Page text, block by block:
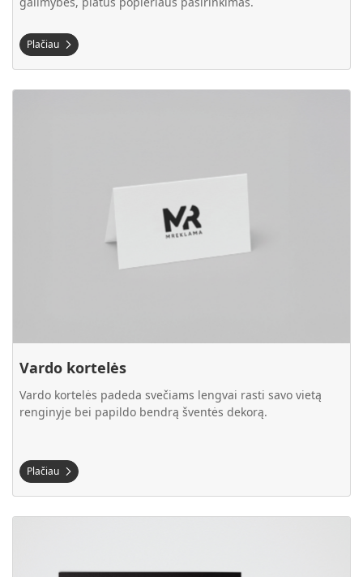
Plačiau
Vardo kortelės
Vardo kortelės padeda svečiams lengvai rasti savo vietą
renginyje bei papildo bendrą šventės dekorą.
Plačiau